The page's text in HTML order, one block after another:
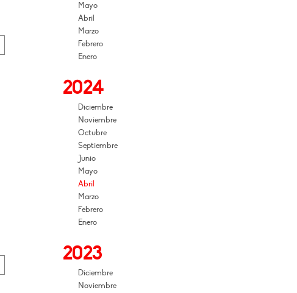
Mayo
Abril
Marzo
Febrero
Enero
2024
Diciembre
Noviembre
Octubre
Septiembre
Junio
Mayo
Abril
Marzo
Febrero
Enero
2023
Diciembre
Noviembre